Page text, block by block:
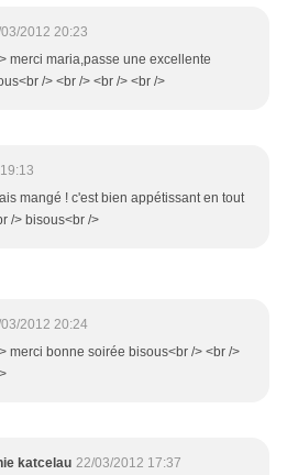
2012 20:23
merci maria,passe une excellente
/> <br /> <br /> <br />
mangé ! c'est bien appétissant en tout
/> bisous<br />
2012 20:24
merci bonne soirée bisous<br /> <br />
katcelau 22/03/2012 17:37